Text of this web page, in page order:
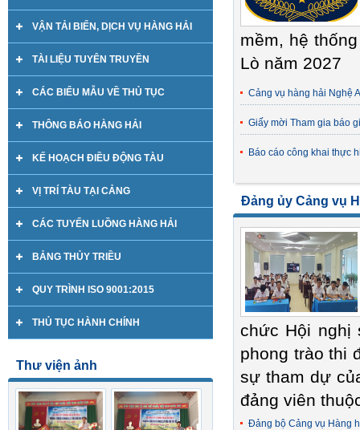
VẬN TẢI BIỂN, DỊCH VỤ HÀNG HẢI
TÀI LIỆU TUYÊN TRUYỀN
CÁC BIỂU MẪU VỀ THỦ TỤC
THÔNG BÁO HÀNG HẢI
KẾ HOẠCH ĐIỀU ĐỘNG TÀU
VỊ TRÍ TÀU TẠI CẢNG
CÁC TUYẾN LUỒNG HÀNG HẢI
BẢNG THỦY TRIỀU
QUY TRÌNH ISO 9001:2015
THỦ TỤC HÀNH CHÍNH
Thư viện ảnh
mềm, hệ
Lò năm 2027
Cảng vụ hàng hải Nghệ
Giấy mời Tham gia báo
Báo cáo công khai thực
Đảng ủy Cảng vụ
chức Hội nghị
phong trào thi
sự tham dự
đảng viên
Đảng bộ Cảng vụ Hàng